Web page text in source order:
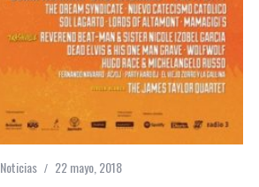
Noticias 22 mayo, 2018